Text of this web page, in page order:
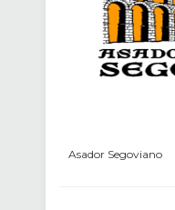
Asador Segoviano